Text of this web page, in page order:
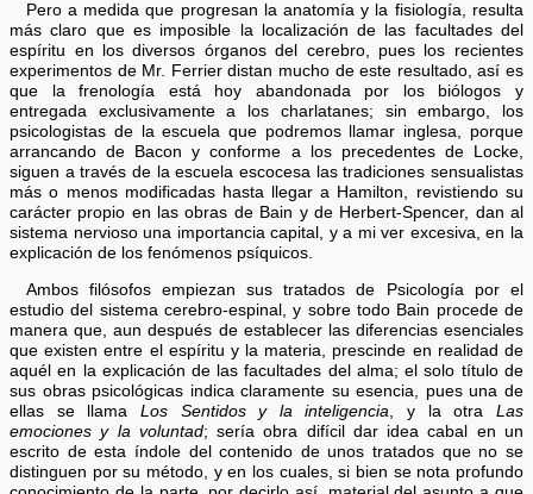
Pero a medida que progresan la anatomía y la fisiología, resulta
más claro que es imposible la localización de las facultades del
espíritu en los diversos órganos del cerebro, pues los recientes
experimentos de Mr. Ferrier distan mucho de este resultado, así es
que la frenología está hoy abandonada por los biólogos y
entregada exclusivamente a los charlatanes; sin embargo, los
psicologistas de la escuela que podremos llamar inglesa, porque
arrancando de Bacon y conforme a los precedentes de Locke,
siguen a través de la escuela escocesa las tradiciones sensualistas
más o menos modificadas hasta llegar a Hamilton, revistiendo su
carácter propio en las obras de Bain y de Herbert-Spencer, dan al
sistema nervioso una importancia capital, y a mi ver excesiva, en la
explicación de los fenómenos psíquicos.
Ambos filósofos empiezan sus tratados de Psicología por el
estudio del sistema cerebro-espinal, y sobre todo Bain procede de
manera que, aun después de establecer las diferencias esenciales
que existen entre el espíritu y la materia, prescinde en realidad de
aquél en la explicación de las facultades del alma; el solo título de
sus obras psicológicas indica claramente su esencia, pues una de
ellas se llama Los Sentidos y la inteligencia , y la otra Las
emociones y la voluntad; sería obra difícil dar idea cabal en un
escrito de esta índole del contenido de unos tratados que no se
distinguen por su método, y en los cuales, si bien se nota profundo